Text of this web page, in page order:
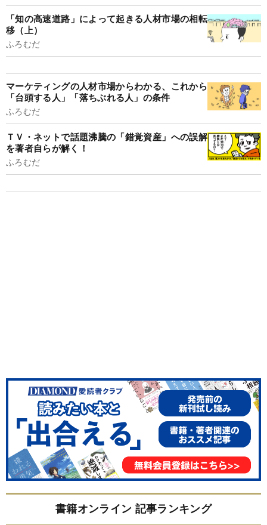
「知の高速道路」によって起きる人材市場の相転
移（上）
ふろむだ
マーケティングの人材市場からわかる、これから
「台頭する人」「落ちぶれる人」の条件
ふろむだ
ＴＶ・ネットで話題沸騰の「錯覚資産」への誤解
を著者自らが解く！
ふろむだ
書籍オンライン 記事ランキング